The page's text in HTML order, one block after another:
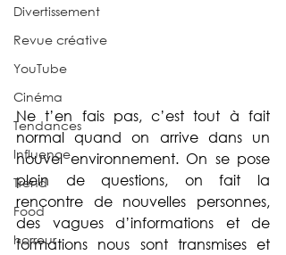
Divertissement
Revue créative
YouTube
Cinéma
Tendances
Influence
Trend
Food
horreur
Ne t’en fais pas, c’est tout à fait
normal quand on arrive dans un
nouvel environnement. On se pose
plein de questions, on fait la
rencontre de nouvelles personnes,
des vagues d’informations et de
formations nous sont transmises et